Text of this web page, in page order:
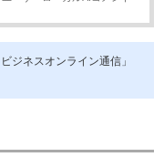
ジネスオンライン通信」